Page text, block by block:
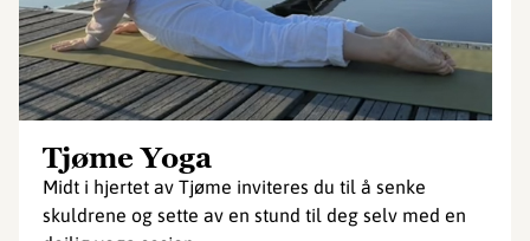
Tjøme Yoga
Midt i hjertet av Tjøme inviteres du til å senke
skuldrene og sette av en stund til deg selv med en